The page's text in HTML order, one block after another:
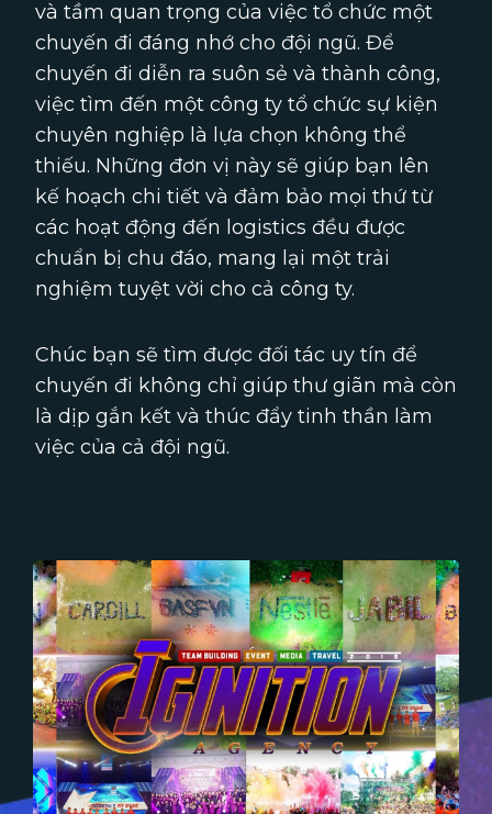
và tầm quan trọng của việc tổ chức một
chuyến đi đáng nhớ cho đội ngũ. Để
chuyến đi diễn ra suôn sẻ và thành công,
việc tìm đến một công ty tổ chức sự kiện
chuyên nghiệp là lựa chọn không thể
thiếu. Những đơn vị này sẽ giúp bạn lên
kế hoạch chi tiết và đảm bảo mọi thứ từ
các hoạt động đến logistics đều được
chuẩn bị chu đáo, mang lại một trải
nghiệm tuyệt vời cho cả công ty.
Chúc bạn sẽ tìm được đối tác uy tín để
chuyến đi không chỉ giúp thư giãn mà còn
là dịp gắn kết và thúc đẩy tinh thần làm
việc của cả đội ngũ.